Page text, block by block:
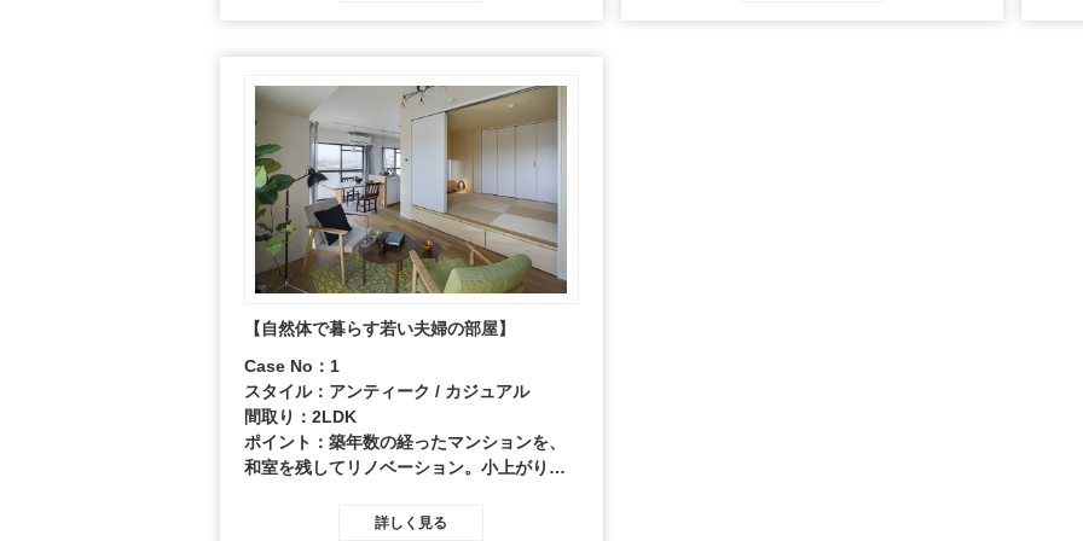
【自然体で暮らす若い夫婦の部屋】
Case No：1
スタイル：アンティーク / カジュアル
間取り：2LDK
ポイント：築年数の経ったマンションを、
和室を残してリノベーション。小上がりを
ェアを二脚。キッチンカウンターからつな
詳しく見る